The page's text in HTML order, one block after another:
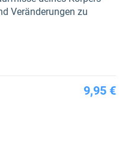
Veränderungen zu
9,95 €